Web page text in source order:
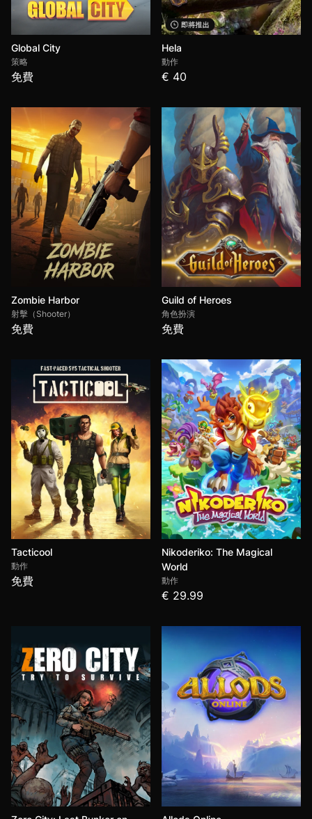
Global City
策略
免費
Hela
動作
€ 40
Zombie Harbor
射擊（Shooter）
免費
Guild of Heroes
角色扮演
免費
Tacticool
動作
免費
Nikoderiko: The Magical
World
動作
€ 29.99